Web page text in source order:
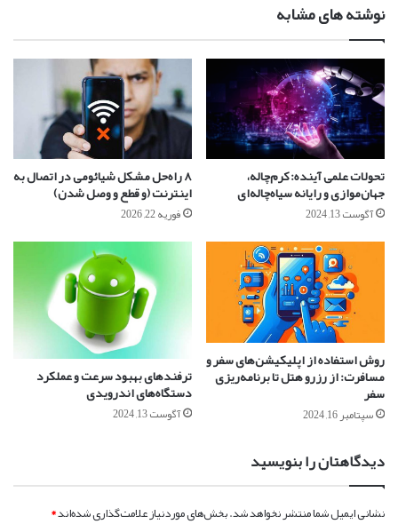
نوشته های مشابه
تحولات علمی آینده: کرم‌چاله‌،
جهان‌موازی و رایانه‌ سیاه‌چاله‌ای
آگوست 13, 2024
۸ راه‌حل مشکل شیائومی در اتصال به
اینترنت (و قطع و وصل شدن)
فوریه 22, 2026
روش استفاده از اپلیکیشن‌های سفر و
مسافرت: از رزرو هتل تا برنامه‌ریزی
سفر
سپتامبر 16, 2024
ترفندهای بهبود سرعت و عملکرد
دستگاه‌های اندرویدی
آگوست 13, 2024
دیدگاهتان را بنویسید
نشانی ایمیل شما منتشر نخواهد شد.بخش‌های موردنیاز علامت‌گذاری شده‌اند*